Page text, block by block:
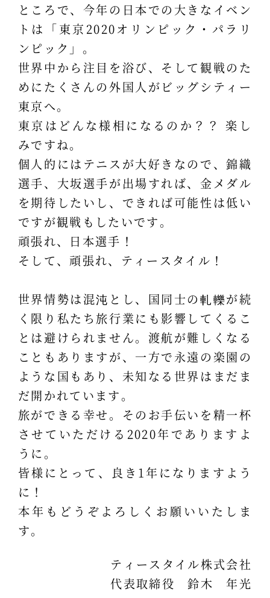
ところで、今年の日本での大きなイベン
トは「東京2020オリンピック・パラリ
ンピック」。
世界中から注目を浴び、そして観戦のた
めにたくさんの外国人がビッグシティー
東京へ。
東京はどんな様相になるのか？？ 楽し
みですね。
個人的にはテニスが大好きなので、錦織
選手、大坂選手が出場すれば、金メダル
を期待したいし、できれば可能性は低い
ですが観戦もしたいです。
頑張れ、日本選手！
そして、頑張れ、ティースタイル！
世界情勢は混沌とし、国同士の軋轢が続
く限り私たち旅行業にも影響してくるこ
とは避けられません。渡航が難しくなる
こともありますが、一方で永遠の楽園の
ような国もあり、未知なる世界はまだま
だ開かれています。
旅ができる幸せ。そのお手伝いを精一杯
させていただける2020年でありますよ
うに。
皆様にとって、良き1年になりますよう
に！
本年もどうぞよろしくお願いいたしま
す。
ティースタイル株式会社
代表取締役 鈴木 年光